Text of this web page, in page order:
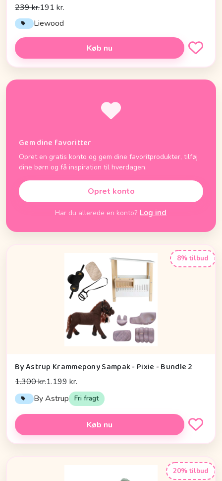
239 kr.191 kr.
Liewood
Køb nu
Gem dine favoritter
Opret en gratis konto og gem dine favoritprodukter, tilføj
dine børn og få inspiration til hverdagen.
Opret konto
Har du allerede en konto? Log ind
8% tilbud
By Astrup Krammepony Sampak - Pixie - Bundle 2
1.300 kr.1.199 kr.
By Astrup Fri fragt
Køb nu
20% tilbud